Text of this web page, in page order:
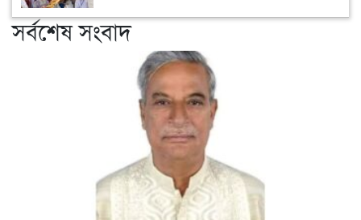
সর্বশেষ সংবাদ